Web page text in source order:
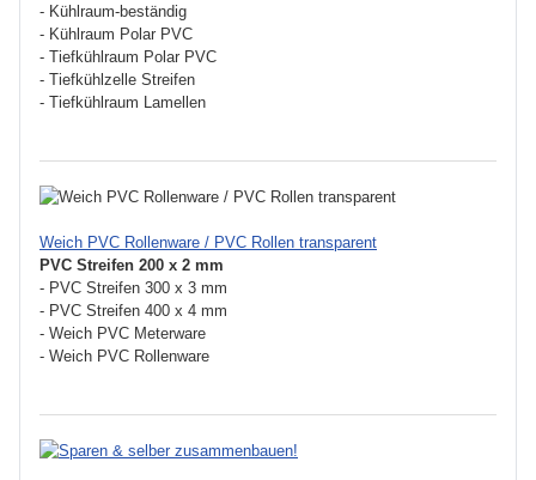
- Kühlraum-beständig
- Kühlraum Polar PVC
- Tiefkühlraum Polar PVC
- Tiefkühlzelle Streifen
- Tiefkühlraum Lamellen
Weich PVC Rollenware / PVC Rollen transparent
PVC Streifen 200 x 2 mm
- PVC Streifen 300 x 3 mm
- PVC Streifen 400 x 4 mm
- Weich PVC Meterware
- Weich PVC Rollenware